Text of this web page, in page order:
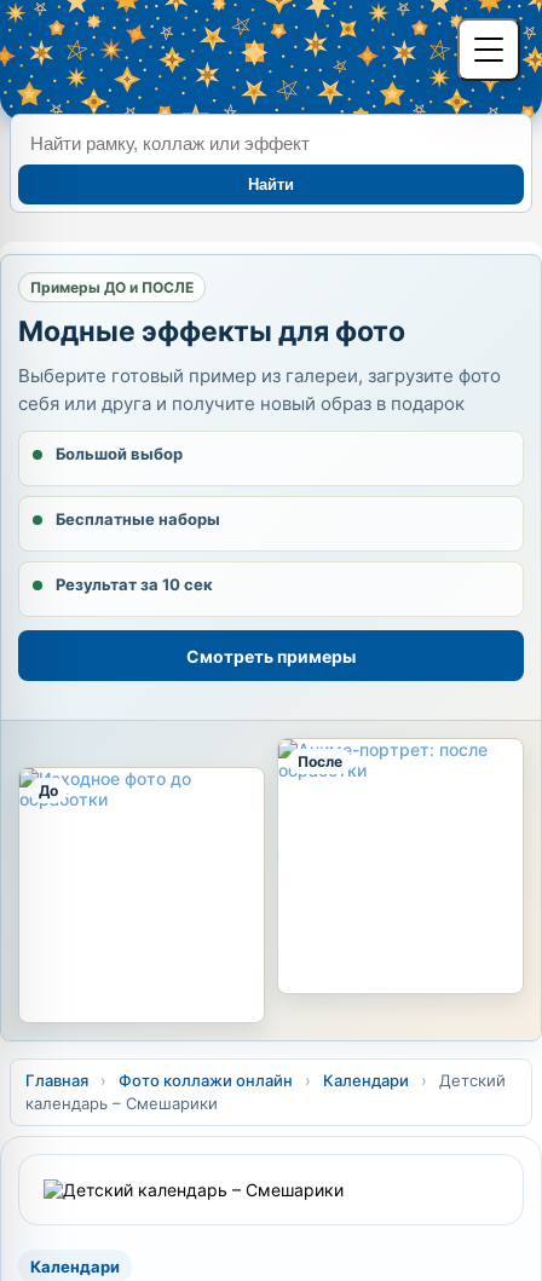
Найти
Примеры ДО и ПОСЛЕ
Модные эффекты для фото
Выберите готовый пример из галереи, загрузите фото
себя или друга и получите новый образ в подарок
Большой выбор
Бесплатные наборы
Результат за 10 сек
Смотреть примеры
До
После
Главная › Фото коллажи онлайн › Календари ›
Детский
календарь – Смешарики
Календари